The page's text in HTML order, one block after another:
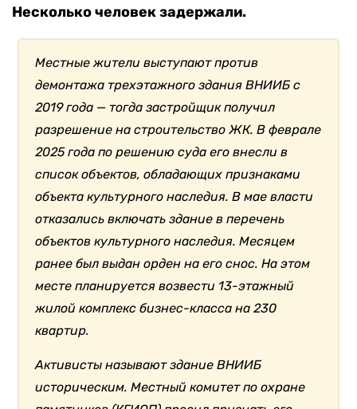
Несколько человек задержали.
Местные жители выступают против
демонтажа трехэтажного здания ВНИИБ с
2019 года — тогда застройщик получил
разрешение на строительство ЖК. В феврале
2025 года по решению суда его внесли в
список объектов, обладающих признаками
объекта культурного наследия. В мае власти
отказались включать здание в перечень
объектов культурного наследия. Месяцем
ранее был выдан орден на его снос. На этом
месте планируется возвести 13-этажный
жилой комплекс бизнес-класса на 230
квартир.
Активисты называют здание ВНИИБ
историческим. Местный комитет по охране